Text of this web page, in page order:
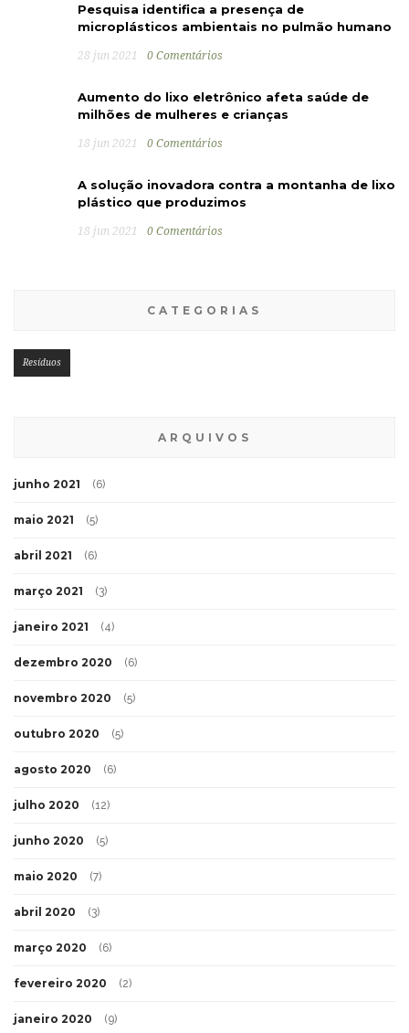
Pesquisa identifica a presença de
microplásticos ambientais no pulmão humano
28 jun 2021 0 Comentários
Aumento do lixo eletrônico afeta saúde de
milhões de mulheres e crianças
18 jun 2021 0 Comentários
A solução inovadora contra a montanha de lixo
plástico que produzimos
18 jun 2021 0 Comentários
CATEGORIAS
Resíduos
ARQUIVOS
junho 2021 (6)
maio 2021 (5)
abril 2021 (6)
março 2021 (3)
janeiro 2021 (4)
dezembro 2020 (6)
novembro 2020 (5)
outubro 2020 (5)
agosto 2020 (6)
julho 2020 (12)
junho 2020 (5)
maio 2020 (7)
abril 2020 (3)
março 2020 (6)
fevereiro 2020 (2)
janeiro 2020 (9)